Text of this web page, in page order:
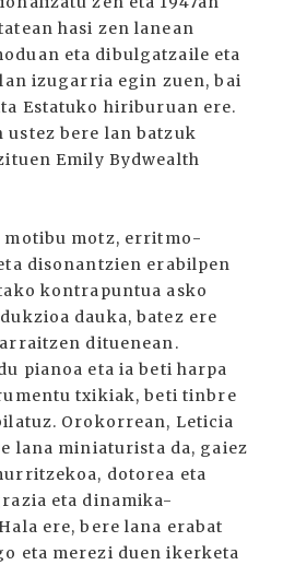
hasi zen lanean
eta dibulgatzaile eta
izugarria egin zuen, bai
Estatuko hiriburuan ere.
ustez bere lan batzuk
Emily Bydwealth
motibu motz, erritmo-
disonantzien erabilpen
kontrapuntua asko
dauka, batez ere
dituenean.
pianoa eta ia beti harpa
txikiak, beti tinbre
Orokorrean, Leticia
lana miniaturista da, gaiez
dotorea eta
eta dinamika-
ere, bere lana erabat
eta merezi duen ikerketa